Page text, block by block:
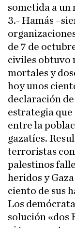
sometida a
3.- Hamás
de 7 de
civiles obtuvo
mortales y
hoy unos
declaración
estrategia
entre la
gazatíes.
terroristas
palestinos
heridos y
ciento de sus
Los
solución «dos